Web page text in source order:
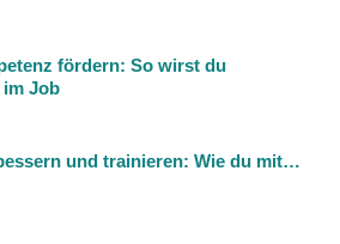
fördern: So wirst du
Job
und trainieren: Wie du mit…